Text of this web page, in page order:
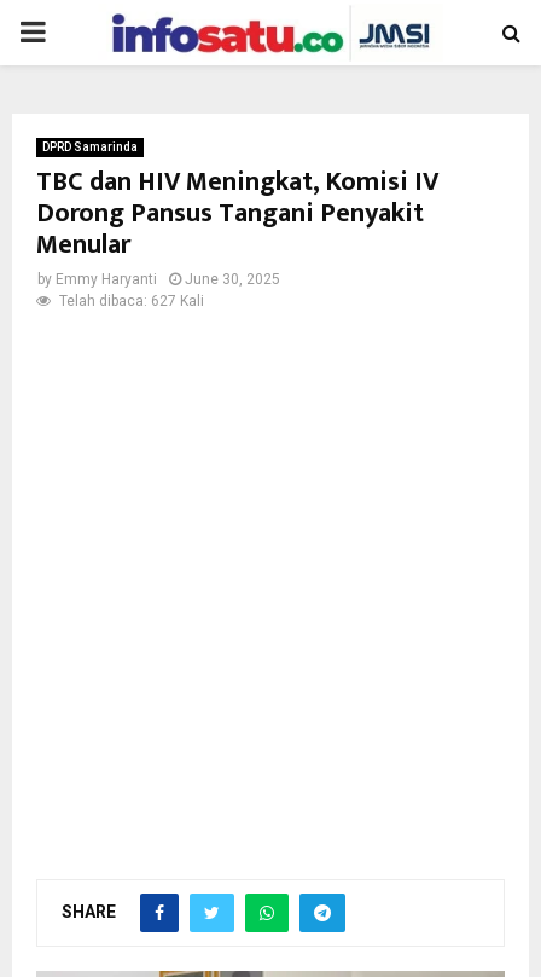
PRIMARY
DPRD Samarinda
TBC dan HIV Meningkat, Komisi IV
Dorong Pansus Tangani Penyakit
Menular
by Emmy Haryanti
June 30, 2025
Telah dibaca: 627 Kali
SHARE